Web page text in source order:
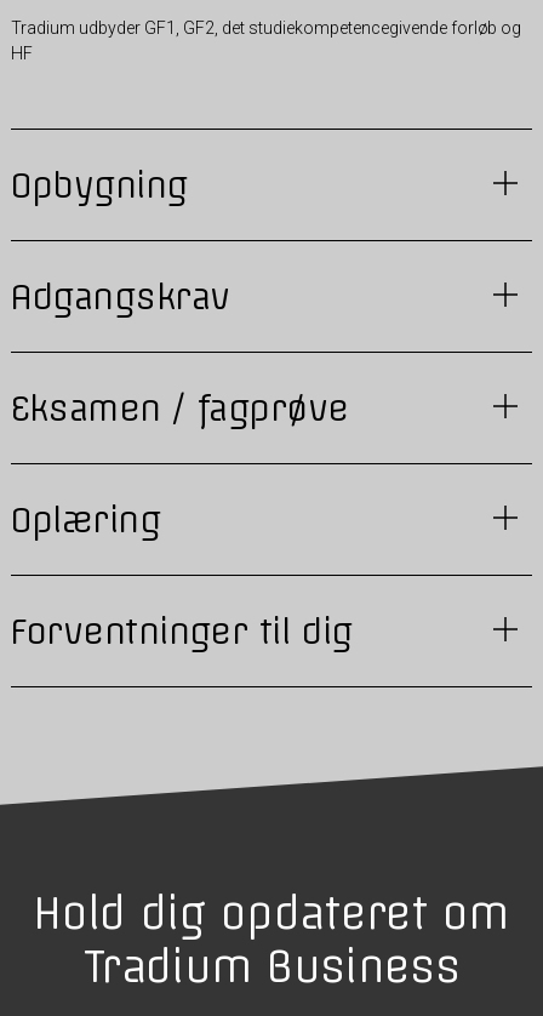
Tradium udbyder GF1, GF2, det studiekompetencegivende forløb og
HF
Opbygning
Adgangskrav
Eksamen / fagprøve
Oplæring
Forventninger til dig
Hold dig opdateret om
Tradium Business